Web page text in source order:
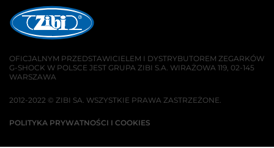
OFICJALNYM PRZEDSTAWICIELEM I DYSTRYBUTOREM ZEGARKÓW
G-SHOCK W POLSCE JEST GRUPA ZIBI S.A. WIRAŻOWA 119, 02-145
WARSZAWA
2012-2022 © ZIBI SA. WSZYSTKIE PRAWA ZASTRZEŻONE.
POLITYKA PRYWATNOŚCI I COOKIES